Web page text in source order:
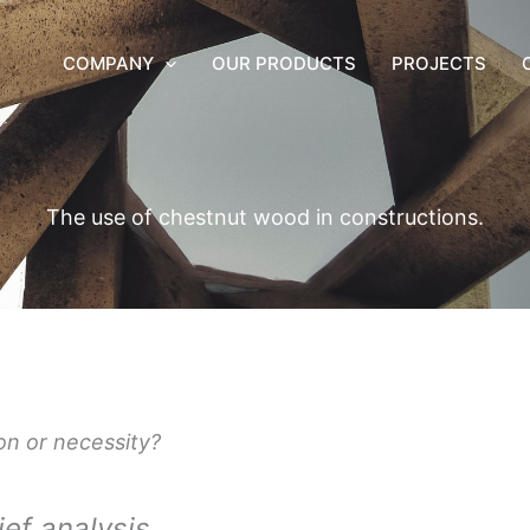
COMPANY OUR PRODUCTS PROJECTS
The use of chestnut wood in constructions.
or necessity?